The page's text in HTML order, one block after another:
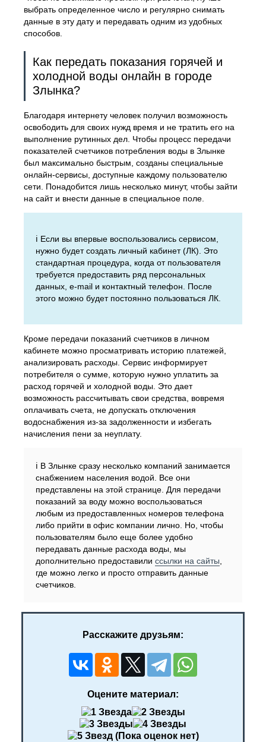
выбрать определенное число и регулярно снимать
данные в эту дату и передавать одним из удобных
способов.
Как передать показания горячей и
холодной воды онлайн в городе
Злынка?
Благодаря интернету человек получил возможность
освободить для своих нужд время и не тратить его на
выполнение рутинных дел. Чтобы процесс передачи
показателей счетчиков потребления воды в Злынке
был максимально быстрым, созданы специальные
онлайн-сервисы, доступные каждому пользователю
сети. Понадобится лишь несколько минут, чтобы зайти
на сайт и внести данные в специальное поле.
ℹ️ Если вы впервые воспользовались сервисом,
нужно будет создать личный кабинет (ЛК). Это
стандартная процедура, когда от пользователя
требуется предоставить ряд персональных
данных, e-mail и контактный телефон. После
этого можно будет постоянно пользоваться ЛК.
Кроме передачи показаний счетчиков в личном
кабинете можно просматривать историю платежей,
анализировать расходы. Сервис информирует
потребителя о сумме, которую нужно уплатить за
расход горячей и холодной воды. Это дает
возможность рассчитывать свои средства, вовремя
оплачивать счета, не допускать отключения
водоснабжения из-за задолженности и избегать
начисления пени за неуплату.
ℹ️ В Злынке сразу несколько компаний занимается
снабжением населения водой. Все они
представлены на этой странице. Для передачи
показаний за воду можно воспользоваться
любым из предоставленных номеров телефона
либо прийти в офис компании лично. Но, чтобы
пользователям было еще более удобно
передавать данные расхода воды, мы
дополнительно предоставили ссылки на сайты
где можно легко и просто отправить данные
счетчиков.
Расскажите друзьям:
Оцените материал:
(Пока оценок нет)